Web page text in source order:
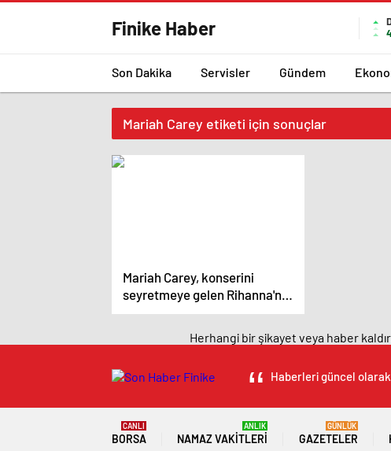
Finike Haber
Son Dakika Servisler Gündem
Mariah Carey etiketi için sonuçlar
Mariah Carey, konserini
seyretmeye gelen Rihanna'nın
göğsüne imzasını attı –
Herhangi bir şikayet veya haber
Haberleri güncel
BORSA
CANLI
NAMAZ VAKITLERI
ANLIK
GAZETELER
GÜNLÜK